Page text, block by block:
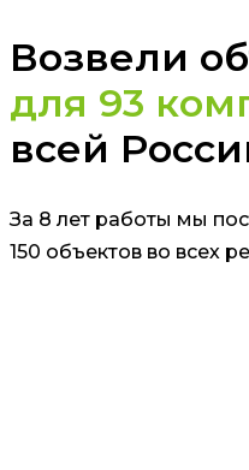
Возвели
для 93
всей
За 8 лет работы мы
150 объектов во всех